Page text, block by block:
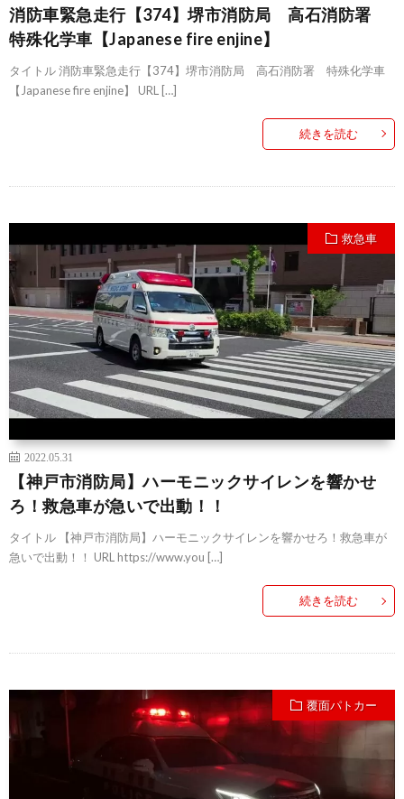
消防車緊急走行【374】堺市消防局 高石消防署
特殊化学車【Japanese fire enjine】
タイトル 消防車緊急走行【374】堺市消防局 高石消防署 特殊化学車
【Japanese fire enjine】 URL […]
続きを読む
救急車
2022.05.31
【神戸市消防局】ハーモニックサイレンを響かせ
ろ！救急車が急いで出動！！
タイトル 【神戸市消防局】ハーモニックサイレンを響かせろ！救急車が
急いで出動！！ URL https://www.you […]
続きを読む
覆面パトカー